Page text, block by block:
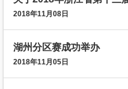
2018年11月08日
湖州分区赛成功举办
2018年11月05日